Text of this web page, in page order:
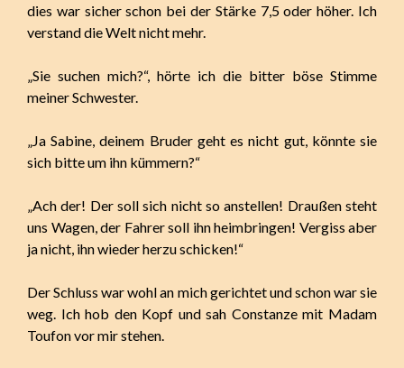
dies war sicher schon bei der Stärke 7,5 oder höher. Ich
verstand die Welt nicht mehr.
„Sie suchen mich?“, hörte ich die bitter böse Stimme
meiner Schwester.
„Ja Sabine, deinem Bruder geht es nicht gut, könnte sie
sich bitte um ihn kümmern?“
„Ach der! Der soll sich nicht so anstellen! Draußen steht
uns Wagen, der Fahrer soll ihn heimbringen! Vergiss aber
ja nicht, ihn wieder herzu schicken!“
Der Schluss war wohl an mich gerichtet und schon war sie
weg. Ich hob den Kopf und sah Constanze mit Madam
Toufon vor mir stehen.